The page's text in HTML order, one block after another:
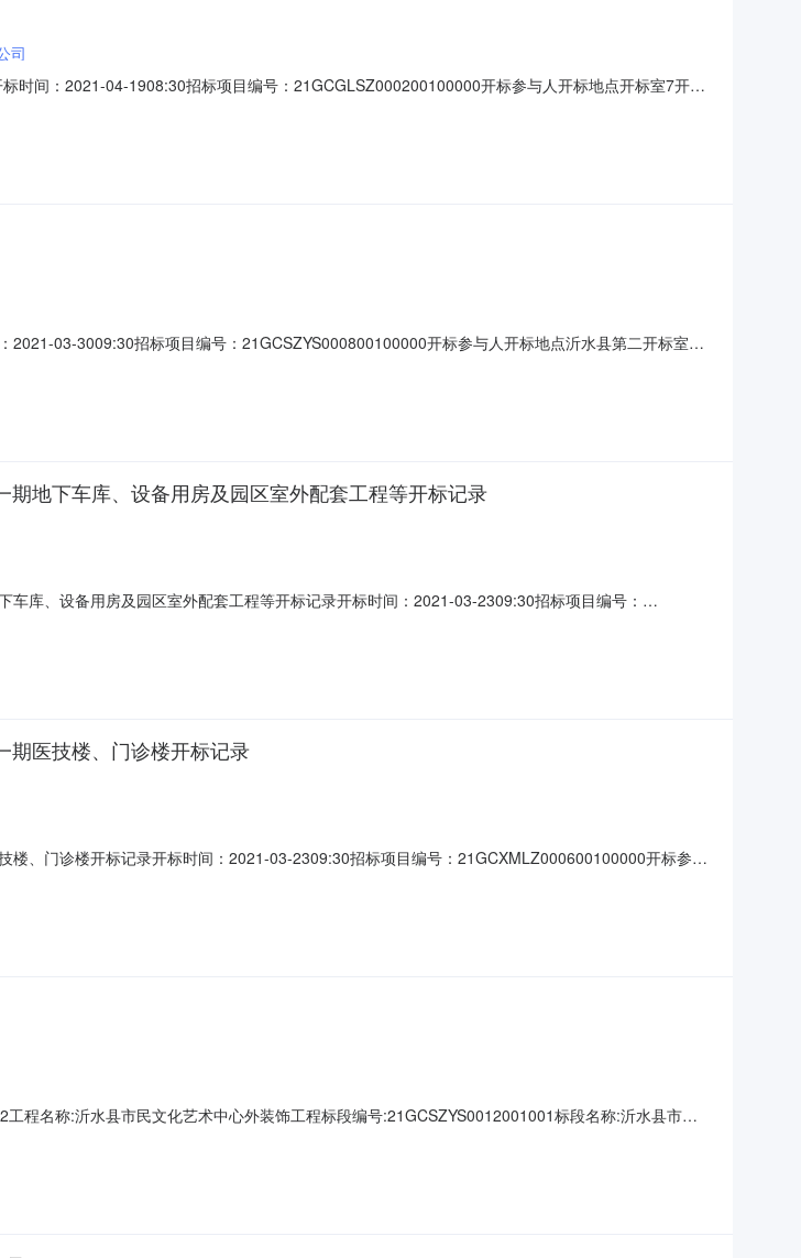
司
时间：2021-04-1908:30招标项目编号：21GCGLSZ000200100000开标参与人开标地点开标室7开标
保证金金额:元,投标文件递交时间:2021-04
03-3009:30招标项目编号：21GCSZYS000800100000开标参与人开标地点沂水县第二开标室开
工期:0日历天;质量要求:;保证金金额:元,
地下车库、设备用房及园区室外配套工程等开标记录
库、设备用房及园区室外配套工程等开标记录开标时间：2021-03-2309:30招标项目编号：
有限公司;项目负责人:;报价:元/%;工期:0日历天;质量要求:;保证金金
期医技楼、门诊楼开标记录
、门诊楼开标记录开标时间：2021-03-2309:30招标项目编号：21GCXMLZ000600100000开标参与
期:0日历天;质量要求:;保证金金额:元,投标文件递交时间
程名称:沂水县市民文化艺术中心外装饰工程标段编号:21GCSZYS0012001001标段名称:沂水县市民
司资审不通过未在规定的时间内递交资格预审文件;一鸣建设集团有限公司资审不通过未在规定的时